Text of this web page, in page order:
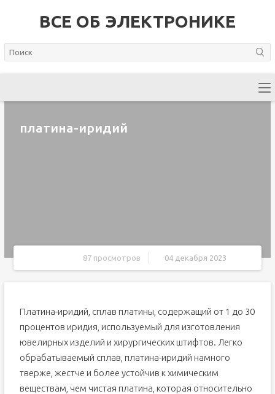
ВСЕ ОБ ЭЛЕКТРОНИКЕ
платина-иридий
87 просмотров 04 декабря 2023
Платина-иридий, сплав платины, содержащий от 1 до 30
процентов иридия, используемый для изготовления
ювелирных изделий и хирургических штифтов. Легко
обрабатываемый сплав, платина-иридий намного
тверже, жестче и более устойчив к химическим
веществам, чем чистая платина, которая относительно